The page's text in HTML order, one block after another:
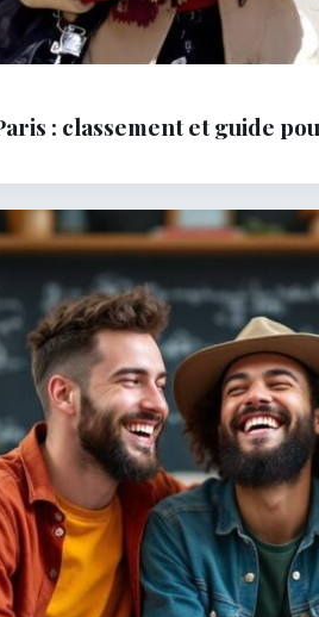
: classement et guide